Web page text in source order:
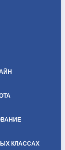
КЛАССАХ